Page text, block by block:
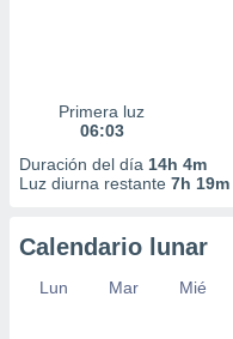
Primera luz
06:03
Duración del día 14h 4m
Luz diurna restante 7h 19m
Calendario lunar
Lun Mar Mié